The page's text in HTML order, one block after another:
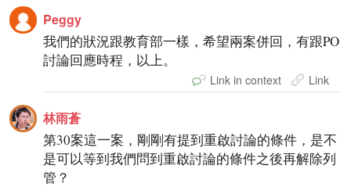
Peggy
我們的狀況跟教育部一樣，希望兩案併回，有跟PO
討論回應時程，以上。
Link in context Link
林雨蒼
第30案這一案，剛剛有提到重啟討論的條件，是不
是可以等到我們問到重啟討論的條件之後再解除列
管？